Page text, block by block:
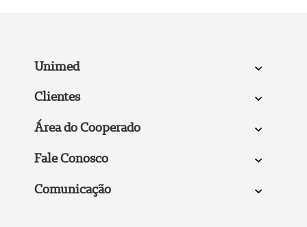
Unimed
Clientes
Área do Cooperado
Fale Conosco
Comunicação